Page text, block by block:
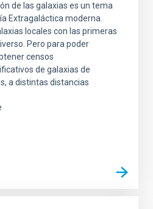
de las galaxias es un tema
Extragaláctica moderna.
locales con las primeras
Pero para poder
censos
de galaxias de
a distintas distancias